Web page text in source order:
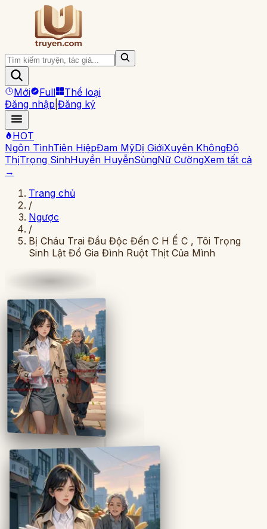
Mới Full
Thể loại
Đăng nhập Đăng ký
HOT
Ngôn TìnhTiên HiệpĐam MỹDị GiớiXuyên KhôngĐô
ThịTrọng SinhHuyền HuyễnSủngNữ CườngXem tất cả
→
Trang chủ
/
Ngược
/
Bị Cháu Trai Đầu Độc Đến C H Ế C , Tôi Trọng
Sinh Lật Đổ Gia Đình Ruột Thịt Của Mình